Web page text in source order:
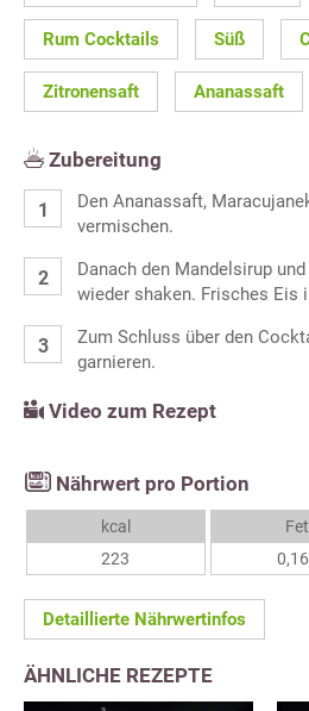
Rum Cocktails Süß
Zitronensaft Ananassaft
Zubereitung
Den Ananassaft,
vermischen.
Danach den Mandelsirup
wieder shaken. Frisches Eis
Zum Schluss über den
garnieren.
Video zum Rezept
Nährwert pro Portion
kcal
223
Detaillierte Nährwertinfos
ÄHNLICHE REZEPTE